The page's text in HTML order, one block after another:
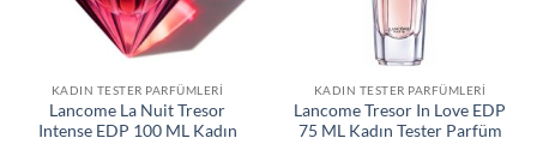
KADIN TESTER PARFÜMLERI
Lancome La Nuit Tresor
Intense EDP 100 ML Kadın
KADIN TESTER PARFÜMLERI
Lancome Tresor In Love EDP
75 ML Kadın Tester Parfüm